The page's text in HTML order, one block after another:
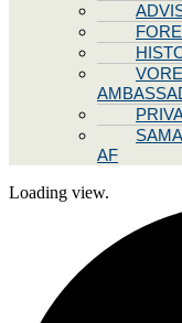
AF
Loading view.